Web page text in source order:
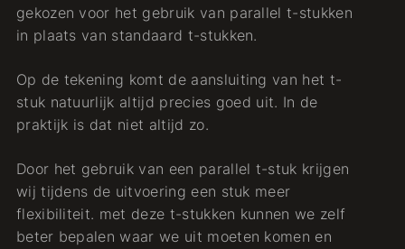
gekozen voor het gebruik van parallel t-stukken
in plaats van standaard t-stukken.
Op de tekening komt de aansluiting van het t-
stuk natuurlijk altijd precies goed uit. In de
praktijk is dat niet altijd zo.
Door het gebruik van een parallel t-stuk krijgen
wij tijdens de uitvoering een stuk meer
flexibiliteit. met deze t-stukken kunnen we zelf
beter bepalen waar we uit moeten komen en